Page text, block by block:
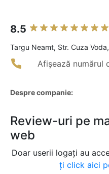
8.5
Targu Neamt, Str. Cuza
Afișează numărul
Despre companie:
Review-uri pe
web
Doar userii logați au
ți click aici